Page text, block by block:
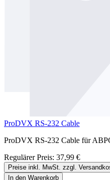
ProDVX RS-232 Cable
ProDVX RS-232 Cable für
Regulärer Preis: 37,99 €
Preise inkl. MwSt. zzgl.
In den Warenkorb